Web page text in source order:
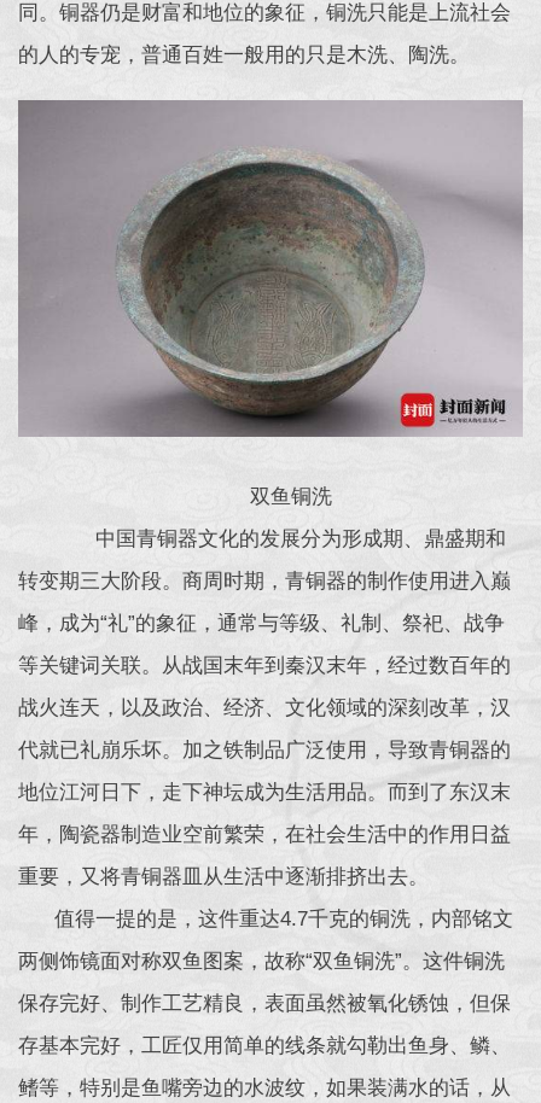
同。铜器仍是财富和地位的象征，铜洗只能是上流社会
的人的专宠，普通百姓一般用的只是木洗、陶洗。
双鱼铜洗
中国青铜器文化的发展分为形成期、鼎盛期和
转变期三大阶段。商周时期，青铜器的制作使用进入巅
峰，成为“礼”的象征，通常与等级、礼制、祭祀、战争
等关键词关联。从战国末年到秦汉末年，经过数百年的
战火连天，以及政治、经济、文化领域的深刻改革，汉
代就已礼崩乐坏。加之铁制品广泛使用，导致青铜器的
地位江河日下，走下神坛成为生活用品。而到了东汉末
年，陶瓷器制造业空前繁荣，在社会生活中的作用日益
重要，又将青铜器皿从生活中逐渐排挤出去。
值得一提的是，这件重达4.7千克的铜洗，内部铭文
两侧饰镜面对称双鱼图案，故称“双鱼铜洗”。这件铜洗
保存完好、制作工艺精良，表面虽然被氧化锈蚀，但保
存基本完好，工匠仅用简单的线条就勾勒出鱼身、鳞、
鳍等，特别是鱼嘴旁边的水波纹，如果装满水的话，从